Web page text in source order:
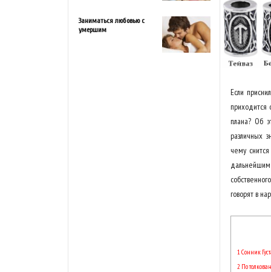
Если
приходится
плана? Об
различных
чему
говорят в
1Сонник
2 По
Заниматься любовью с
умершим